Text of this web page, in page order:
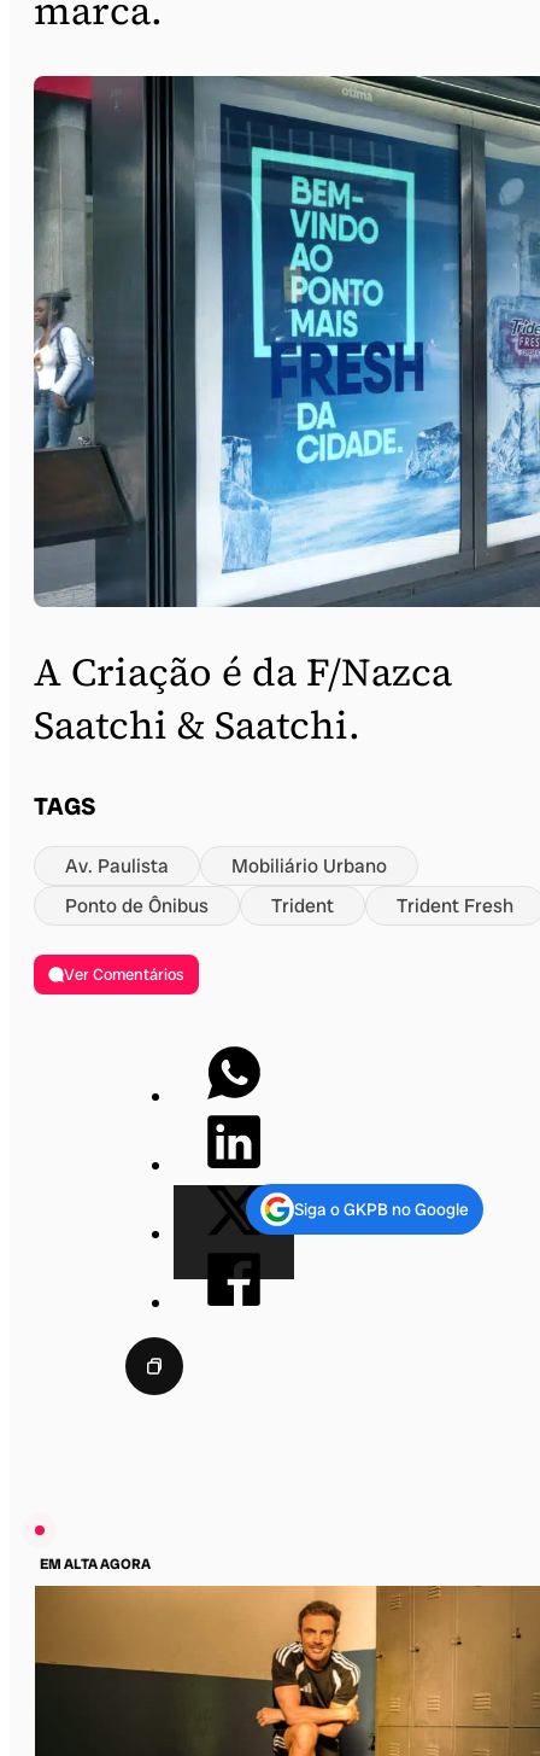
marca.
A Criação é da F/Nazca
Saatchi & Saatchi.
TAGS
Av. Paulista
Mobiliário Urbano
Ponto de Ônibus
Trident Trident Fresh
Ver Comentários
Siga o GKPB no Google
EM ALTA AGORA